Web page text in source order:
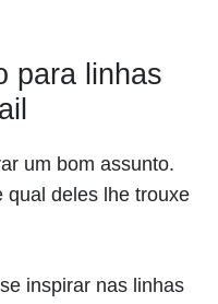
para linhas
um bom assunto.
qual deles lhe trouxe
inspirar nas linhas